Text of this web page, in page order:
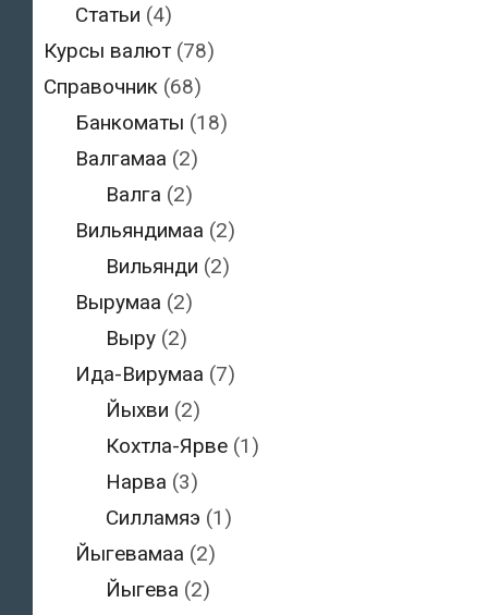
Статьи (4)
Курсы валют (78)
Справочник (68)
Банкоматы (18)
Валгамаа (2)
Валга (2)
Вильяндимаа (2)
Вильянди (2)
Вырумаа (2)
Выру (2)
Ида-Вирумаа (7)
Йыхви (2)
Кохтла-Ярве (1)
Нарва (3)
Силламяэ (1)
Йыгевамаа (2)
Йыгева (2)